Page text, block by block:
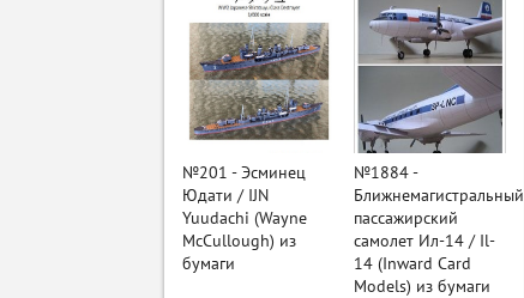
№201 - Эсминец
Юдати / IJN
Yuudachi (Wayne
McCullough) из
бумаги
№1884 -
Ближнемагистральный
пассажирский
самолет Ил-14 / Il-
14 (Inward Card
Models) из бумаги